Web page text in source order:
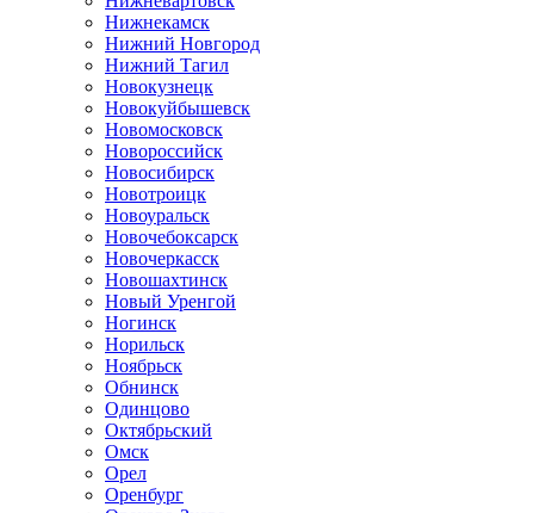
Нижнекамск
Нижний Новгород
Нижний Тагил
Новокузнецк
Новокуйбышевск
Новомосковск
Новороссийск
Новосибирск
Новотроицк
Новоуральск
Новочебоксарск
Новочеркасск
Новошахтинск
Новый Уренгой
Ногинск
Норильск
Ноябрьск
Обнинск
Одинцово
Октябрьский
Омск
Орел
Оренбург